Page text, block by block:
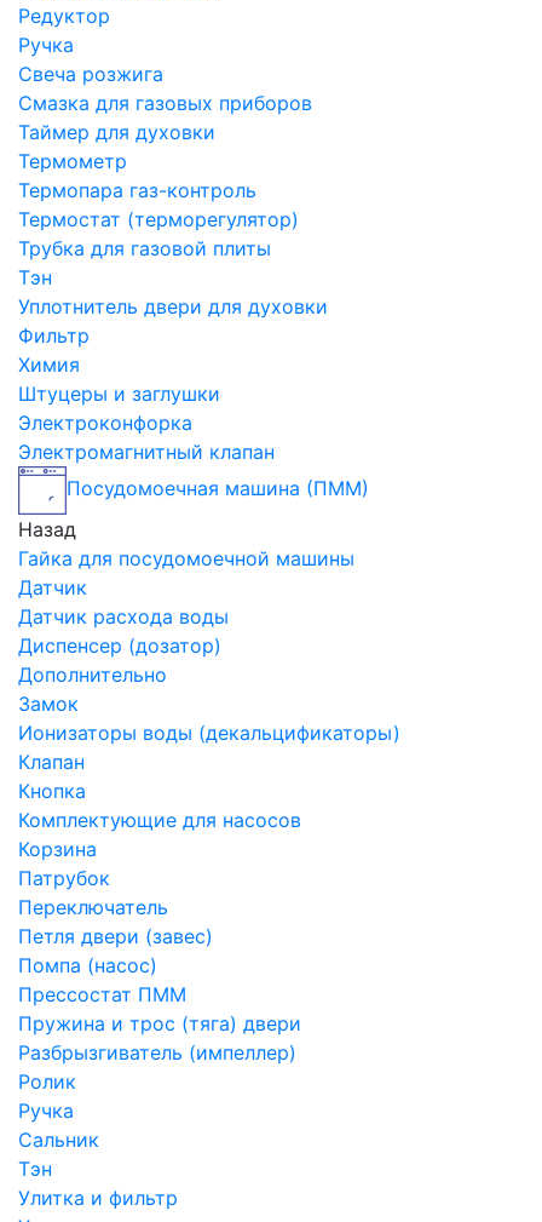
Редуктор
Ручка
Свеча розжига
Смазка для газовых приборов
Таймер для духовки
Термометр
Термопара газ-контроль
Термостат (терморегулятор)
Трубка для газовой плиты
Тэн
Уплотнитель двери для духовки
Фильтр
Химия
Штуцеры и заглушки
Электроконфорка
Электромагнитный клапан
Посудомоечная машина (ПММ)
Назад
Гайка для посудомоечной машины
Датчик
Датчик расхода воды
Диспенсер (дозатор)
Дополнительно
Замок
Ионизаторы воды (декальцификаторы)
Клапан
Кнопка
Комплектующие для насосов
Корзина
Патрубок
Переключатель
Петля двери (завес)
Помпа (насос)
Преcсостат ПММ
Пружина и трос (тяга) двери
Разбрызгиватель (импеллер)
Ролик
Ручка
Сальник
Тэн
Улитка и фильтр